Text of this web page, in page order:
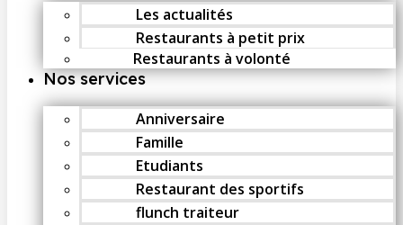
Les actualités
Restaurants à petit prix
Restaurants à volonté
Nos services
Anniversaire
Famille
Etudiants
Restaurant des sportifs
flunch traiteur